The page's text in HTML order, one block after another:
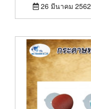
26 มีนาคม 2562